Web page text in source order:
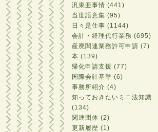
汎東亜事情 (441)
当世語意集 (95)
日々是仕事 (1144)
会計・経理代行業務 (695)
産廃関連業務許可申請 (7)
本 (139)
帰化申請支援 (77)
国際会計基準 (6)
事務所紹介 (4)
知っておきたいミニ法知識
(134)
関連団体 (2)
更新履歴 (1)